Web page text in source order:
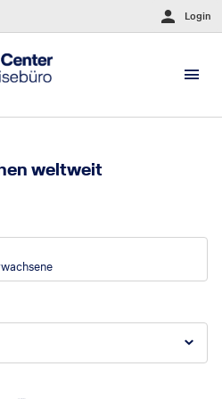
Login
weltweit